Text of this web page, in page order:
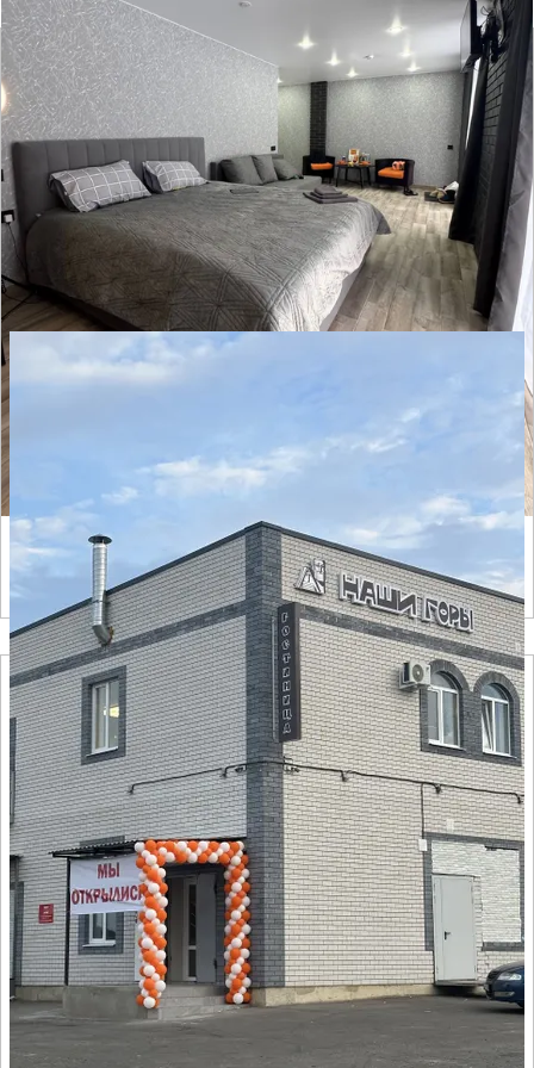
Объект Загородный парк Гнездо
Отзывов нет ● 3 номера
Время заселения:
Время выселения:
14:00
Подробнее ➝
Объект Наши горы
Отзывов нет
● 15 номеров